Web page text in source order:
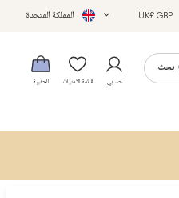
UK£ GBP المملكة المتحدة
بحث
حسابي قائمة الأمنيات الحقيبة